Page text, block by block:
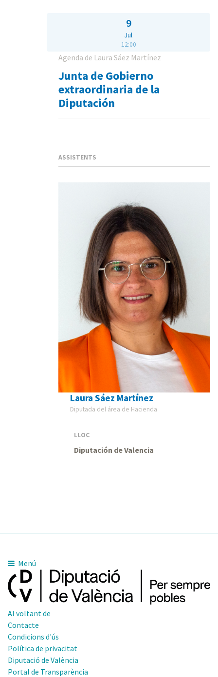
9
Jul
12:00
Agenda de Laura Sáez Martínez
Junta de Gobierno
extraordinaria de la
Diputación
ASSISTENTS
Laura Sáez Martínez
Diputada del área de Hacienda
LLOC
Diputación de Valencia
Menú
Al voltant de
Contacte
Condicions d'ús
Política de privacitat
Diputació de València
Portal de Transparència